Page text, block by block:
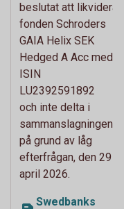
beslutat att likvidera
fonden Schroders
GAIA Helix SEK
Hedged A Acc med
ISIN
LU2392591892
och inte delta i
sammanslagningen
på grund av låg
efterfrågan, den 29
april 2026.
Swedbanks